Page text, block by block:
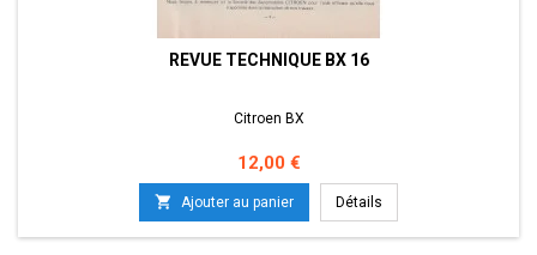
REVUE TECHNIQUE BX 16
Citroen BX
Prix
12,00 €
 Ajouter au panier Détails